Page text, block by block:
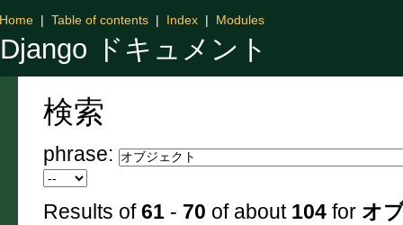
Django ドキュメント
Home | Table of contents | Index | Modules
検索
phrase:
Results of61 - 70 of about 104 for オ